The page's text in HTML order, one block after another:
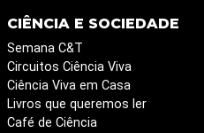
CIÊNCIA E SOCIEDADE
Semana C&T
Circuitos Ciência Viva
Ciência Viva em Casa
Livros que queremos ler
Café de Ciência